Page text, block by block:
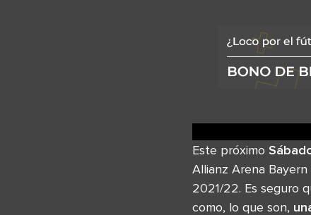
Este próximo
Allianz Arena
2021/22. Es seguro
como, lo que son,